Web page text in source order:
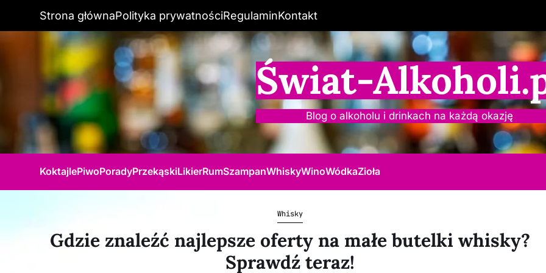
Strona głównaPolityka prywatnościRegulaminKontakt
Świat-
Blog o alkoholu i drinkach na każdą okazję
KoktajlePiwoPoradyPrzekąskiLikierRumSzampanWhiskyWinoWódkaZioła
Whisky
Gdzie znaleźć najlepsze oferty na małe butelki whisky?
Sprawdź teraz!